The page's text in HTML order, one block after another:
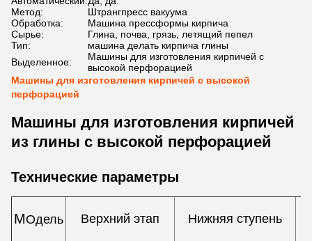
Метод:
Штрангпресс вакуума
Обработка:
Машина прессформы кирпича
Сырье:
Глина, почва, грязь, летящий пепел
Тип:
машина делать кирпича глины
Выделенное:
Машины для изготовления кирпичей с
высокой перфорацией
Машины для изготовления кирпичей с высокой
перфорацией
Машины для изготовления кирпичей
из глины с высокой перфорацией
Технические параметры
МОдель Верхний этап Нижняя ступень